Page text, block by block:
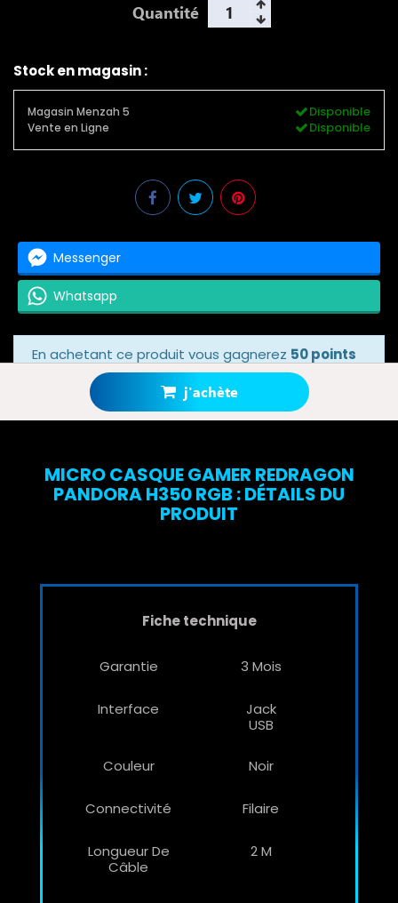
Quantité
j'achète
Stock en magasin :
Magasin Menzah 5 Disponible
Vente en Ligne Disponible
Messenger
Whatsapp
En achetant ce produit vous gagnerez 50 points
grâce à notre programme de fidélité.
Votre panier totalisera50 points bonus
MICRO CASQUE GAMER REDRAGON
PANDORA H350 RGB : DÉTAILS DU
PRODUIT
Fiche technique
Garantie 3 Mois
Interface
Jack
USB
Couleur Noir
Connectivité Filaire
Longueur De
Câble
2 M